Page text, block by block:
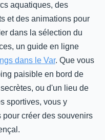
aquatiques, des
et des animations pour
dans la sélection du
un guide en ligne
dans le Var. Que vous
paisible en bord de
ou d'un lieu de
sportives, vous y
créer des souvenirs